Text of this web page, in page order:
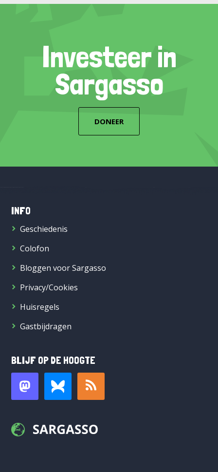
Investeer in
Sargasso
DONEER
INFO
Geschiedenis
Colofon
Bloggen voor Sargasso
Privacy/Cookies
Huisregels
Gastbijdragen
BLIJF OP DE HOOGTE